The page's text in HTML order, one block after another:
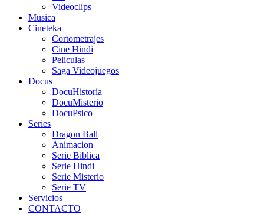
Videoclips
Musica
Cineteka
Cortometrajes
Cine Hindi
Peliculas
Saga Videojuegos
Docus
DocuHistoria
DocuMisterio
DocuPsico
Series
Dragon Ball
Animacion
Serie Biblica
Serie Hindi
Serie Misterio
Serie TV
Servicios
CONTACTO